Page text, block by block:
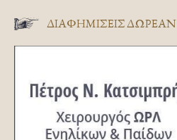
ΔΙΑΦΗΜΊΣΕΙΣ ΔΩΡΕΆΝ